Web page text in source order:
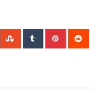
WhatsappStumbleUpon
Tumblr Pinterest